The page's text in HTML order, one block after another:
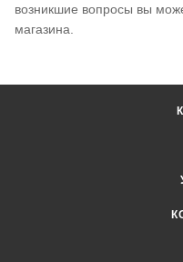
возникшие вопросы вы
магазина.